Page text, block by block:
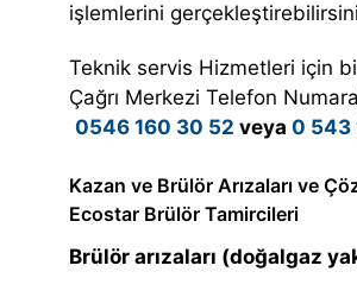
işlemlerini
Teknik servis Hizmetleri için
Çağrı Merkezi Telefon
0546 160 30 52 veya 0 543
Kazan ve Brülör Arızaları ve
Ecostar Brülör Tamircileri
Brülör arızaları (doğalgaz